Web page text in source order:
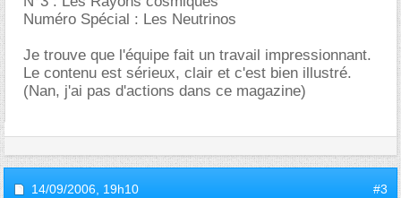
Numéro Spécial : Les Neutrinos
Je trouve que l'équipe fait un travail impressionnant.
Le contenu est sérieux, clair et c'est bien illustré.
(Nan, j'ai pas d'actions dans ce magazine)
14/09/2006, 19h10 #3